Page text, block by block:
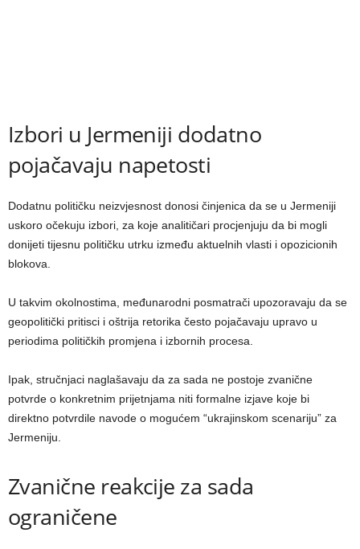
Izbori u Jermeniji dodatno
pojačavaju napetosti
Dodatnu političku neizvjesnost donosi činjenica da se u Jermeniji
uskoro očekuju izbori, za koje analitičari procjenjuju da bi mogli
donijeti tijesnu političku utrku između aktuelnih vlasti i opozicionih
blokova.
U takvim okolnostima, međunarodni posmatrači upozoravaju da se
geopolitički pritisci i oštrija retorika često pojačavaju upravo u
periodima političkih promjena i izbornih procesa.
Ipak, stručnjaci naglašavaju da za sada ne postoje zvanične
potvrde o konkretnim prijetnjama niti formalne izjave koje bi
direktno potvrdile navode o mogućem “ukrajinskom scenariju” za
Jermeniju.
Zvanične reakcije za sada
ograničene